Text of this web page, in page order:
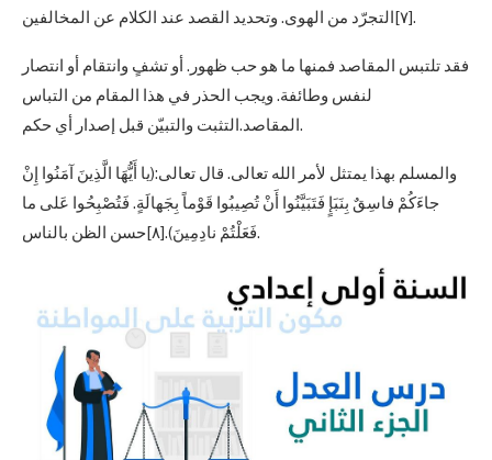
[٧]التجرّد من الهوى. وتحديد القصد عند الكلام عن المخالفين.
فقد تلتبس المقاصد فمنها ما هو حب ظهور. أو تشفٍ وانتقام أو انتصار
لنفس وطائفة. ويجب الحذر في هذا المقام من التباس
المقاصد.التثبت والتبيّن قبل إصدار أي حكم.
والمسلم بهذا يمتثل لأمر الله تعالى. قال تعالى:(يا أَيُّهَا الَّذِينَ آمَنُوا إِنْ
جاءَكُمْ فاسِقٌ بِنَبَإٍ فَتَبَيَّنُوا أَنْ تُصِيبُوا قَوْماً بِجَهالَةٍ. فَتُصْبِحُوا عَلى ما
فَعَلْتُمْ نادِمِينَ).[٨]حسن الظن بالناس.